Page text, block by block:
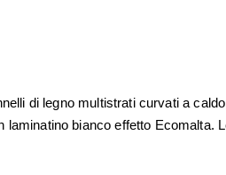
di legno multistrati curvati a
bianco effetto